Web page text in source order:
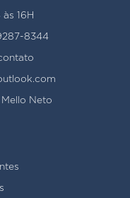
16H
8344
Neto